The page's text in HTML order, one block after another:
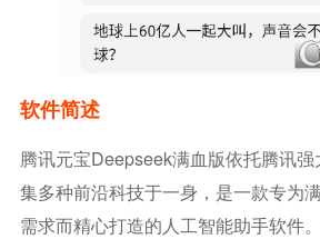
软件简述
腾讯元宝deepseek满血版依托腾讯强
集多种前沿科技于一身，是一款专为
需求而精心打造的人工智能助手软件